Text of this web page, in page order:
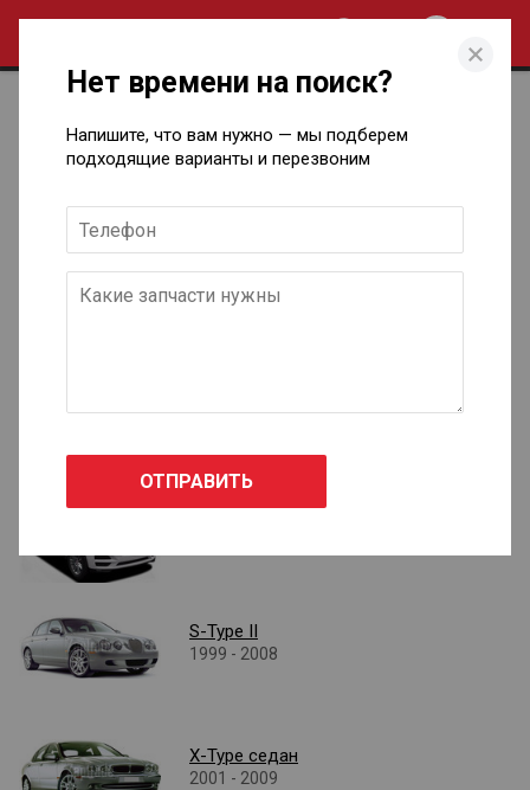
обслуживания автомобилей Jaguar
F-Pace
S-Type II
1999 - 2008
X-Type седан
2001 - 2009
Нет времени на поиск?
Напишите, что вам нужно — мы подберем
подходящие варианты и перезвоним